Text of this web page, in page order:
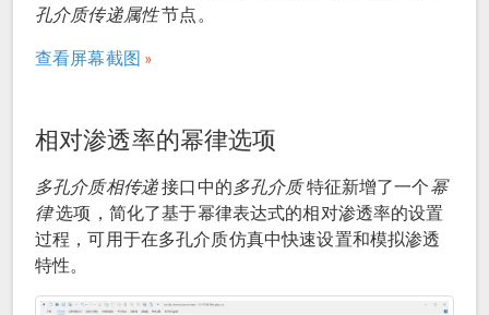
孔介质传递属性节点。
查看屏幕截图
相对渗透率的幂律选项
多孔介质相传递接口中的多孔介质特征新增了一个幂
律选项，简化了基于幂律表达式的相对渗透率的设置
过程，可用于在多孔介质仿真中快速设置和模拟渗透
特性。